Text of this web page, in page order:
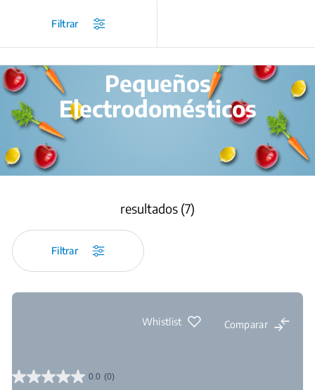
Pequeños
Electrodomésticos
resultados (7)
Filtrar
Whistlist Comparar
0.0 (0)
0.0
Filtrar